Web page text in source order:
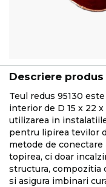
Descriere produs
Teul redus 95130
interior de D 15 x 22
utilizarea in
pentru lipirea tevilor
metode de
topirea, ci doar
structura, compozitia
si asigura imbinari